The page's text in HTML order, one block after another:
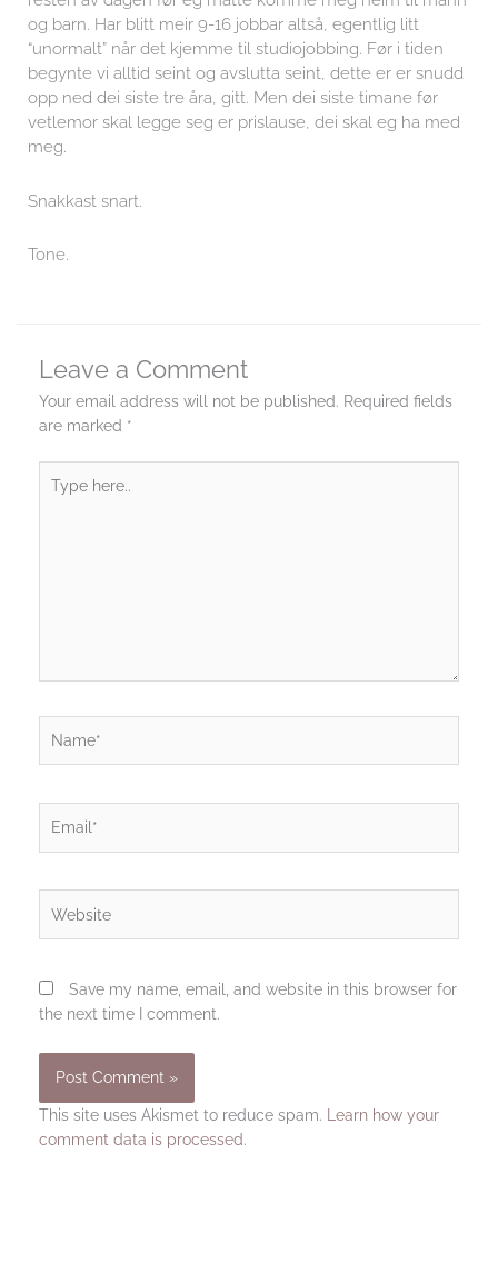
og barn. Har blitt meir 9-16 jobbar altså, egentlig litt
“unormalt” når det kjemme til studiojobbing. Før i tiden
begynte vi alltid seint og avslutta seint, dette er er snudd
opp ned dei siste tre åra, gitt. Men dei siste timane før
vetlemor skal legge seg er prislause, dei skal eg ha med
meg.
Snakkast snart.
Tone.
Leave a Comment
Your email address will not be published. Required fields
are marked *
here..
Save my name, email, and website in this browser for
the next time I comment.
This site uses Akismet to reduce spam.
Learn how your
comment data is processed.